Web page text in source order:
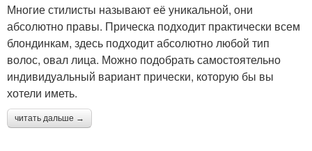
Многие стилисты называют её уникальной, они
абсолютно правы. Прическа подходит практически всем
блондинкам, здесь подходит абсолютно любой тип
волос, овал лица. Можно подобрать самостоятельно
индивидуальный вариант прически, которую бы вы
хотели иметь.
читать дальше →